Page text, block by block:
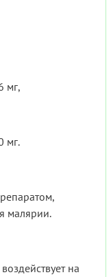
мг,
мг.
малярии.
на